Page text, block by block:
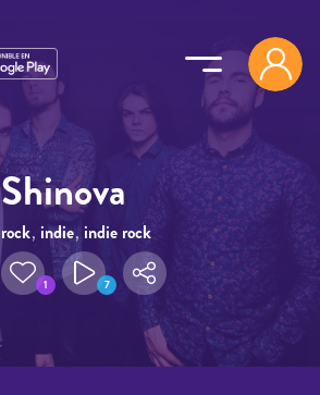
Shinova
rock, indie, indie rock
1 7